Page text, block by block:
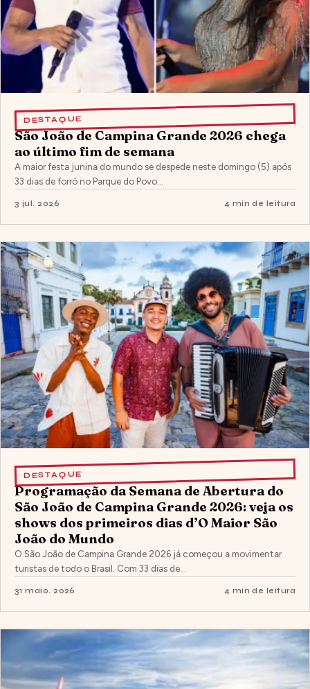
DESTAQUE
São João de Campina Grande 2026 chega
ao último fim de semana
A maior festa junina do mundo se despede neste domingo (5) após
33 dias de forró no Parque do Povo…
3 jul. 2026 4 min de leitura
DESTAQUE
Programação da Semana de Abertura do
São João de Campina Grande 2026: veja os
shows dos primeiros dias d’O Maior São
João do Mundo
O São João de Campina Grande 2026 já começou a movimentar
turistas de todo o Brasil. Com 33 dias de…
31 maio. 2026 4 min de leitura